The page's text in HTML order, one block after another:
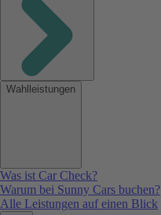
Wahlleistungen
Was ist Car Check?
Warum bei Sunny Cars buchen?
Alle Leistungen auf einen Blick